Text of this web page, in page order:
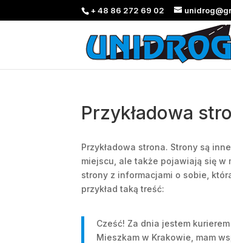
+ 48 86 272 69 02
Przykładowa
Przykładowa strona. Strony są
miejscu, ale także pojawiają się
strony z informacjami o sobie,
przykład taką treść:
Cześć! Za dnia jestem
Mieszkam w Krakowie, mam